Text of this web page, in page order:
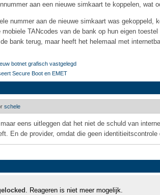
aan een nieuwe simkaart te koppelen, wat
nummer aan de nieuwe simkaart was gekoppeld,
TANcodes van de bank op hun eigen
bank terug, maar heeft het helemaal met
botnet grafisch vastgelegd
Secure Boot en EMET
schele
eens uitleggen dat het niet de schuld van
En de provider, omdat die geen
. Reageren is niet meer mogelijk.